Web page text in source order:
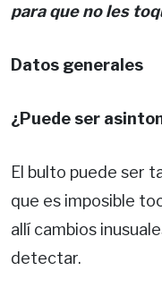
para que no les
Datos generales
¿Puede ser
El bulto puede ser
que es imposible
allí cambios
detectar.